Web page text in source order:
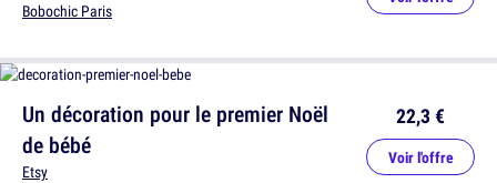
Bobochic Paris
Un décoration pour le premier Noël
de bébé
Etsy
22,3 €
Voir l'offre